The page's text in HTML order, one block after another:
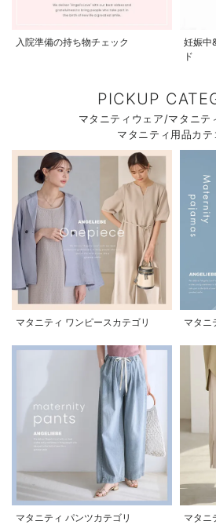
入院準備の持ち物チェック
妊娠中
ド
PICKUP
マタニティウェア/マタニ
マタニティ用品カテ
マタニティ ワンピースカテゴリ マタニ
マタニティ パンツカテゴリ マタニ